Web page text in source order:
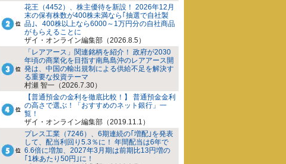
花王（4452）、株主優待を新設！ 2026年12月
末の保有株数が400株未満なら｢抽選で自社製
品｣、400株以上なら6000～1万円分の自社商品
がもらえることに
ザイ・オンライン編集部（2026.8.5）
「レアアース」関連銘柄を紹介！ 政府が2030
年頃の商業化を目指す南鳥島沖のレアアース開
発は、中国の輸出規制による供給不足を解決す
る重要な投資テーマ
村瀬 智一（2026.7.30）
【普通預金の金利を徹底比較！】 普通預金金利
の高さで選ぶ！「おすすめのネット銀行」一
覧！
ザイ・オンライン編集部（2019.11.1）
プレス工業（7246）、6期連続の｢増配｣を発表
して、配当利回り5.3％に！ 年間配当は6年で
6.6倍に増加、2027年3月期は前期比13円増の
｢1株あたり50円｣に！